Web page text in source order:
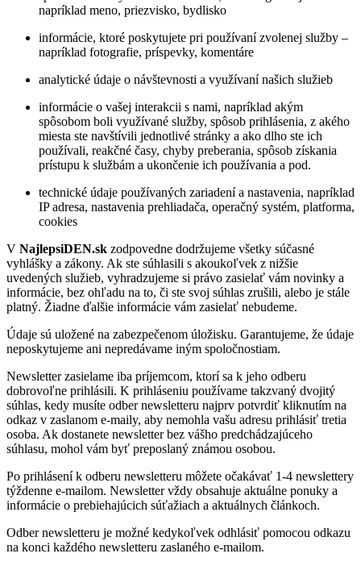
napríklad meno, priezvisko, bydlisko
informácie, ktoré poskytujete pri používaní zvolenej služby –
napríklad fotografie, príspevky, komentáre
analytické údaje o návštevnosti a využívaní našich služieb
informácie o vašej interakcii s nami, napríklad akým
spôsobom boli využívané služby, spôsob prihlásenia, z akého
miesta ste navštívili jednotlivé stránky a ako dlho ste ich
používali, reakčné časy, chyby preberania, spôsob získania
prístupu k službám a ukončenie ich používania a pod.
technické údaje používaných zariadení a nastavenia, napríklad
IP adresa, nastavenia prehliadača, operačný systém, platforma,
cookies
V NajlepsiDEN.sk zodpovedne dodržujeme všetky súčasné
vyhlášky a zákony. Ak ste súhlasili s akoukoľvek z nižšie
uvedených služieb, vyhradzujeme si právo zasielať vám novinky a
informácie, bez ohľadu na to, či ste svoj súhlas zrušili, alebo je stále
platný. Žiadne ďalšie informácie vám zasielať nebudeme.
Údaje sú uložené na zabezpečenom úložisku. Garantujeme, že údaje
neposkytujeme ani nepredávame iným spoločnostiam.
Newsletter zasielame iba príjemcom, ktorí sa k jeho odberu
dobrovoľne prihlásili. K prihláseniu používame takzvaný dvojitý
súhlas, kedy musíte odber newsletteru najprv potvrdiť kliknutím na
odkaz v zaslanom e-maily, aby nemohla vašu adresu prihlásiť tretia
osoba. Ak dostanete newsletter bez vášho predchádzajúceho
súhlasu, mohol vám byť preposlaný známou osobou.
Po prihlásení k odberu newsletteru môžete očakávať 1-4 newslettery
týždenne e-mailom. Newsletter vždy obsahuje aktuálne ponuky a
informácie o prebiehajúcich súťažiach a aktuálnych článkoch.
Odber newsletteru je možné kedykoľvek odhlásiť pomocou odkazu
na konci každého newsletteru zaslaného e-mailom.